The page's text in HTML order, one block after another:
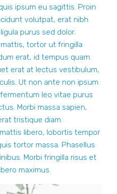
ipsum eu sagittis. Proin
volutpat, erat nibh
purus sed dolor.
tortor ut fringilla
erat, id tempus quam
erat at lectus vestibulum,
Ut non ante non ipsum
leo vitae purus
Morbi massa sapien,
tristique diam.
libero, lobortis tempor
tortor massa. Phasellus
Morbi fringilla risus et
maximus.